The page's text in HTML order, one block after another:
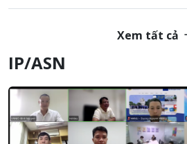
Xem tất cả
IP/ASN